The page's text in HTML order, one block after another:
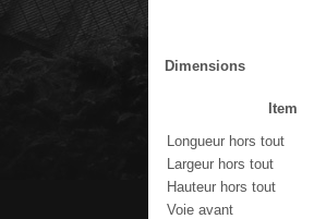
Dimensions
Item
Longueur hors tout
Largeur hors tout
Hauteur hors tout
Voie avant